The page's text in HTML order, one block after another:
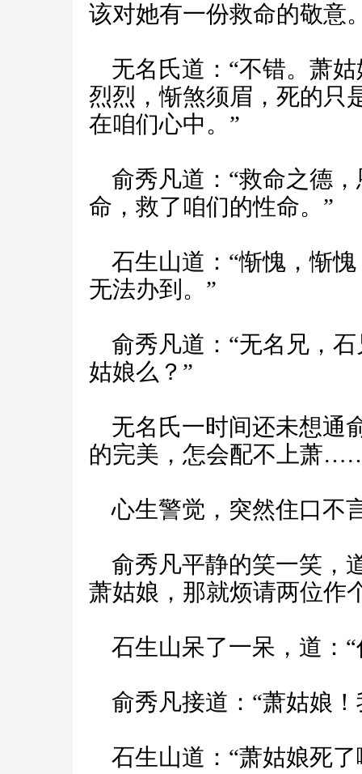
该对她有一份救命的敬意
无名氏道：“不错。萧
烈烈，惭煞须眉，死的只
在咱们心中。”
俞秀凡道：“救命之德
命，救了咱们的性命。”
石生山道：“惭愧，惭
无法办到。”
俞秀凡道：“无名兄，
姑娘么？”
无名氏一时间还未想通
的完美，怎会配不上萧
心生警觉，突然住口不
俞秀凡平静的笑一笑，
萧姑娘，那就烦请两位作
石生山呆了一呆，道：“
俞秀凡接道：“萧姑娘！
石生山道：“萧姑娘死了